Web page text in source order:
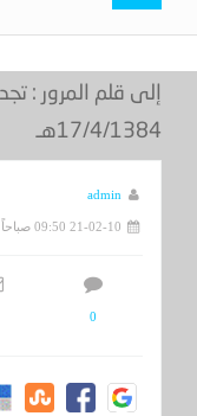
navigation
17/4/1384هـ
admin
21-02-10 09:50 صباحاً
0